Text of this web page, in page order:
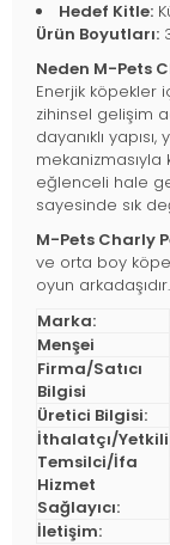
Hedef Kitle:
Ürün Boyutları:
Neden M-Pets
Enerjik köpekler
zihinsel gelişim
dayanıklı
eğlenceli hale
sayesinde sık
M-Pets Charly
ve orta boy
oyun arkadaşıdır.
Marka:
Menşei
Firma/Satıcı
Bilgisi
Üretici Bilgisi:
İthalatçı/Yetkili
Temsilci/İfa
Hizmet
Sağlayıcı:
İletişim: